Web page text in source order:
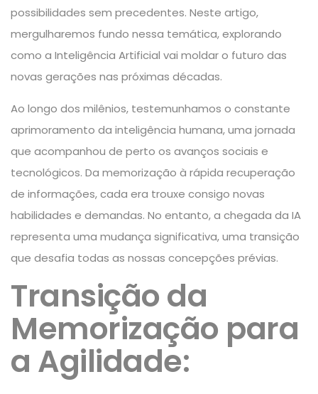
possibilidades sem precedentes. Neste artigo,
mergulharemos fundo nessa temática, explorando
como a Inteligência Artificial vai moldar o futuro das
novas gerações nas próximas décadas.
Ao longo dos milênios, testemunhamos o constante
aprimoramento da inteligência humana, uma jornada
que acompanhou de perto os avanços sociais e
tecnológicos. Da memorização à rápida recuperação
de informações, cada era trouxe consigo novas
habilidades e demandas. No entanto, a chegada da IA
representa uma mudança significativa, uma transição
que desafia todas as nossas concepções prévias.
Transição da
Memorização para
a Agilidade: